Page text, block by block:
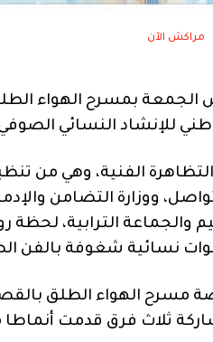
مراكش الآن
بمسرح الهواء الطلق
للإنشاد النسائي
الفنية، وهي من
ووزارة التضامن
والجماعة الترابية،
نسائية شغوفة بالفن
الهواء الطلق بالقصبة
ثلاث فرق قدمت